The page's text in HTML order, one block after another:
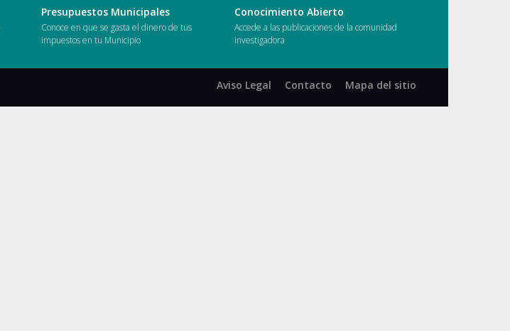
Presupuestos Municipales
Conoce en que se gasta el dinero de tus
impuestos en tu Municipio
Conocimiento Abierto
Accede a las publicaciones de la comunidad
investigadora
Aviso Legal Contacto Mapa del sitio